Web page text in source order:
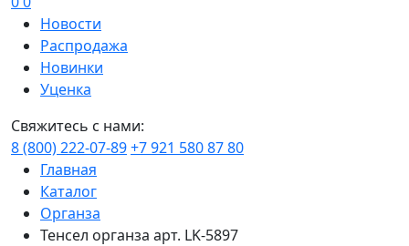
Новости
Распродажа
Новинки
Уценка
Свяжитесь с нами:
8 (800) 222-07-89+7 921 580 87 80
Главная
Каталог
Органза
Тенсел органза арт. LK-5897